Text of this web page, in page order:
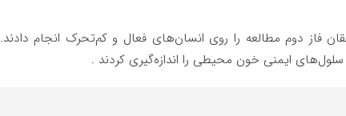
فاز دوم مطالعه را روی انسان‌های فعال و کم‌تحرک انجام دادند.
ایمنی خون محیطی را اندازه‌گیری کردند .